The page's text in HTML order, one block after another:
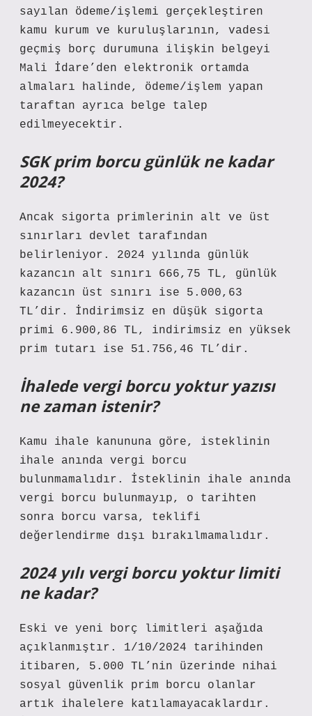
sayılan ödeme/işlemi gerçekleştiren
kamu kurum ve kuruluşlarının, vadesi
geçmiş borç durumuna ilişkin belgeyi
Mali İdare’den elektronik ortamda
almaları halinde, ödeme/işlem yapan
taraftan ayrıca belge talep
edilmeyecektir.
SGK prim borcu günlük ne kadar
2024?
Ancak sigorta primlerinin alt ve üst
sınırları devlet tarafından
belirleniyor. 2024 yılında günlük
kazancın alt sınırı 666,75 TL, günlük
kazancın üst sınırı ise 5.000,63
TL’dir. İndirimsiz en düşük sigorta
primi 6.900,86 TL, indirimsiz en yüksek
prim tutarı ise 51.756,46 TL’dir.
İhalede vergi borcu yoktur yazısı
ne zaman istenir?
Kamu ihale kanununa göre, isteklinin
ihale anında vergi borcu
bulunmamalıdır. İsteklinin ihale anında
vergi borcu bulunmayıp, o tarihten
sonra borcu varsa, teklifi
değerlendirme dışı bırakılmamalıdır.
2024 yılı vergi borcu yoktur limiti
ne kadar?
Eski ve yeni borç limitleri aşağıda
açıklanmıştır. 1/10/2024 tarihinden
itibaren, 5.000 TL’nin üzerinde nihai
sosyal güvenlik prim borcu olanlar
artık ihalelere katılamayacaklardır.